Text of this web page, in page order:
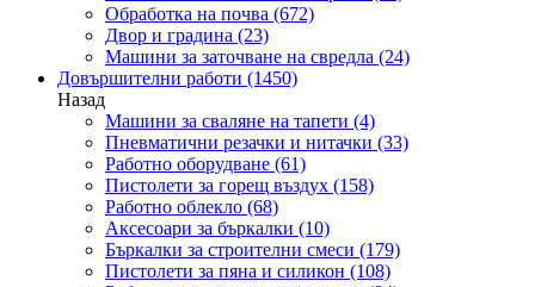
Обработка на почва (672)
Двор и градина (23)
Машини за заточване на свредла (24)
Довършителни работи (1450)
Назад
Машини за сваляне на тапети (4)
Пневматични резачки и нитачки (33)
Работно оборудване (61)
Пистолети за горещ въздух (158)
Работно облекло (68)
Аксесоари за бъркалки (10)
Бъркалки за строителни смеси (179)
Пистолети за пяна и силикон (108)